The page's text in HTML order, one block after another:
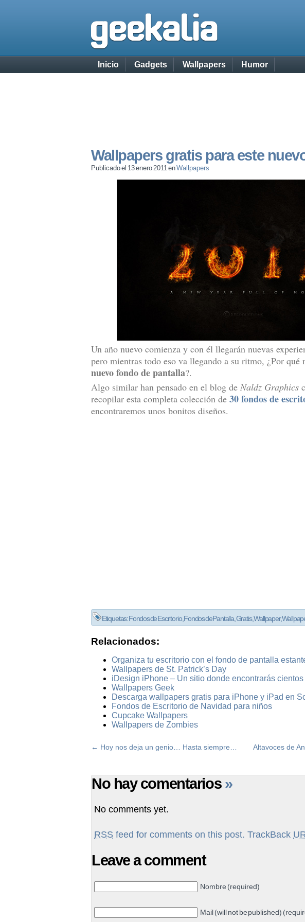
Inicio Gadgets Wallpapers Humor
Wallpapers gratis para este
Publicado el 13 enero 2011 enWallpapers
Un año nuevo comienza y con él llegarán nuevas
pero mientras todo eso va llegando a su ritmo, ¿Por qué
nuevo fondo de pantalla?.
Algo similar han pensado en el blog de Naldz Graphics
recopilar esta completa colección de 30 fondos de
encontraremos unos bonitos diseños.
Etiquetas:Fondos de Escritorio,Fondos de Pantalla,Gratis,Wallpaper,
Relacionados:
Organiza tu escritorio con el fondo de pantalla
Wallpapers de St. Patrick’s Day
iDesign iPhone – Un sitio donde encontrarás
Wallpapers Geek
Descarga wallpapers gratis para iPhone y iPad en
Fondos de Escritorio de Navidad para niños
Cupcake Wallpapers
Wallpapers de Zombies
Altavoces de
← Hoy nos deja un genio… Hasta siempre…
No hay comentarios »
No comments yet.
RSS feed for comments on this post. TrackBack
Leave a comment
Nombre (required)
Mail (will not be published)